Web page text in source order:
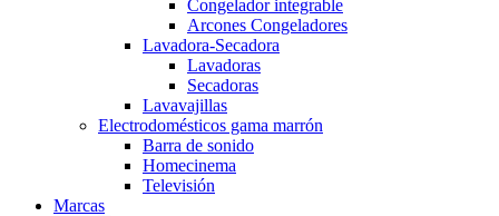
Congelador integrable
Arcones Congeladores
Lavadora-Secadora
Lavadoras
Secadoras
Lavavajillas
Electrodomésticos gama marrón
Barra de sonido
Homecinema
Televisión
Marcas